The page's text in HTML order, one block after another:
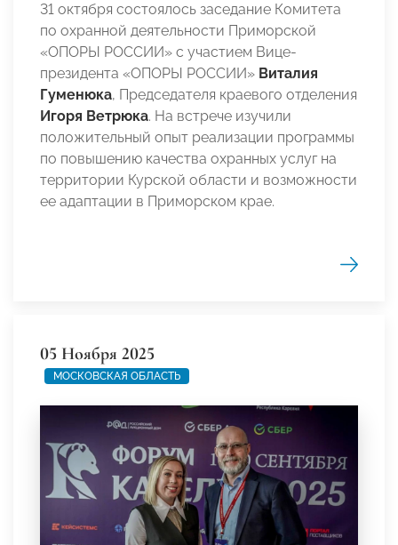
31 октября состоялось заседание Комитета
по охранной деятельности Приморской
«ОПОРЫ РОССИИ» с участием Вице-
президента «ОПОРЫ РОССИИ» Виталия
Гуменюка, Председателя краевого отделения
Игоря Ветрюка. На встрече изучили
положительный опыт реализации программы
по повышению качества охранных услуг на
территории Курской области и возможности
ее адаптации в Приморском крае.
05 Ноября 2025
МОСКОВСКАЯ ОБЛАСТЬ